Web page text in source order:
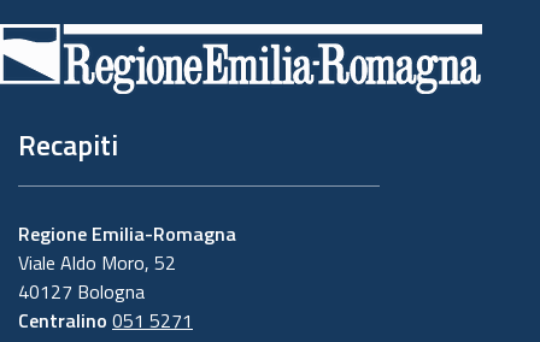
di
pagina
Recapiti
Regione Emilia-Romagna
Viale Aldo Moro, 52
40127 Bologna
Centralino 051 5271